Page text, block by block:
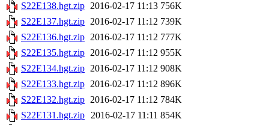
S22E138.hgt.zip 2016-02-17 11:13 756K
S22E137.hgt.zip 2016-02-17 11:12 739K
S22E136.hgt.zip 2016-02-17 11:12 777K
S22E135.hgt.zip 2016-02-17 11:12 955K
S22E134.hgt.zip 2016-02-17 11:12 908K
S22E133.hgt.zip 2016-02-17 11:12 896K
S22E132.hgt.zip 2016-02-17 11:12 784K
S22E131.hgt.zip 2016-02-17 11:11 854K